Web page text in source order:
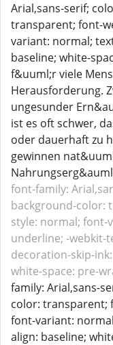
Arial,sans-serif;
transparent; font-
variant: normal;
baseline; white-
f&uuml;r viele
Herausforderung.
ungesunder
ist es oft schwer,
oder dauerhaft zu
gewinnen
font-family:
background-color:
style: normal;
underline; -webkit-
decoration-skip-
white-space: pre-
family: Arial,sans-
color: transparent;
font-variant:
align: baseline;